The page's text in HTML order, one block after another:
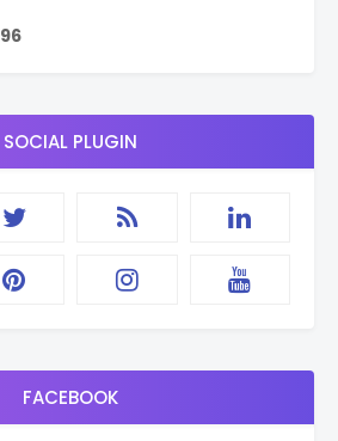
96
SOCIAL PLUGIN
FACEBOOK